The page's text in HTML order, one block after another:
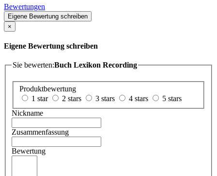
Bewertungen
Eigene Bewertung schreiben
×
Eigene Bewertung schreiben
Sie bewerten:Buch Lexikon Recording
Produktbewertung
1 star
2 stars 3 stars 4 stars
5 stars
Nickname
Zusammenfassung
Bewertung